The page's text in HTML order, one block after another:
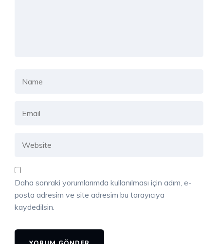
Daha sonraki yorumlarımda kullanılması için adım, e-
posta adresim ve site adresim bu tarayıcıya
kaydedilsin.